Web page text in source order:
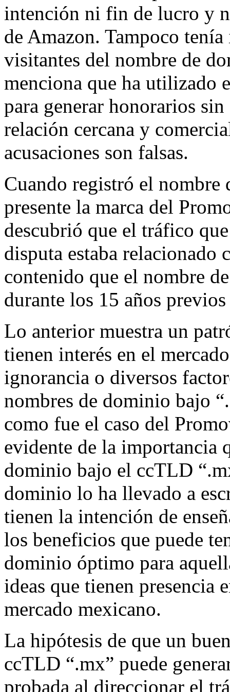
intención ni fin de lucro y
de Amazon. Tampoco
visitantes del nombre de
menciona que ha utilizado
para generar honorarios
relación cercana y
acusaciones son falsas.
Cuando registró el
presente la marca del
descubrió que el tráfico
disputa estaba relacionado
contenido que el nombre
durante los 15 años
Lo anterior muestra un
tienen interés en el
ignorancia o diversos
nombres de dominio bajo
como fue el caso del
evidente de la importancia
dominio bajo el ccTLD
dominio lo ha llevado a
tienen la intención de
los beneficios que puede
dominio óptimo para
ideas que tienen presencia
mercado mexicano.
La hipótesis de que un
ccTLD “.mx” puede
probada al direccionar el